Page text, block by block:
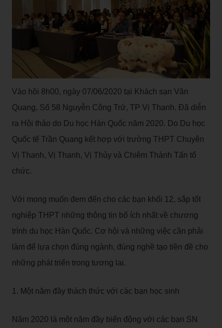
Vào hồi 8h00, ngày 07/06/2020 tại Khách sạn Văn
Quang, Số 58 Nguyễn Công Trứ, TP Vị Thanh. Đã diễn
ra Hội thảo do Du học Hàn Quốc năm 2020. Do Du học
Quốc tế Trần Quang kết hợp với trường THPT Chuyên
Vị Thanh, Vị Thanh, Vị Thủy và Chiêm Thành Tấn tổ
chức.
Với mong muốn đem đến cho các bạn khối 12, sắp tốt
nghiệp THPT những thông tin bổ ích nhất về chương
trình du học Hàn Quốc. Cơ hội và những việc cần phải
làm để lựa chọn đúng ngành, đúng nghề tạo tiền đề cho
những phát triển trong tương lai.
1. Một năm đầy thách thức với các bạn học sinh
Năm 2020 là một năm đầy biến động với các bạn SN